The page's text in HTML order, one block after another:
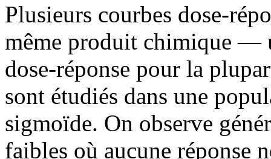
Plusieurs courbes dose-
même produit chimique —
dose-réponse pour la
sont étudiés dans une
sigmoïde. On observe
faibles où aucune réponse